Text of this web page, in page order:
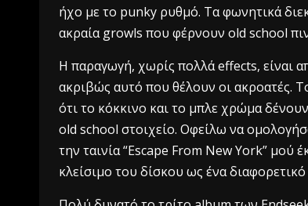
ήχο με το punky ρυθμό. Τα φωνητικά
ακραία growls που φέρνουν old school
Η παραγωγή, χωρίς πολλά effects, είναι
ακριβώς αυτό που θέλουν οι ακροατές.
ότι το κόκκινο και το μπλε χρώμα
old school στοιχείο. Οφείλω να
την ταινία “Escape From New York” μού
κλείσιμο του δίσκου ως ένα